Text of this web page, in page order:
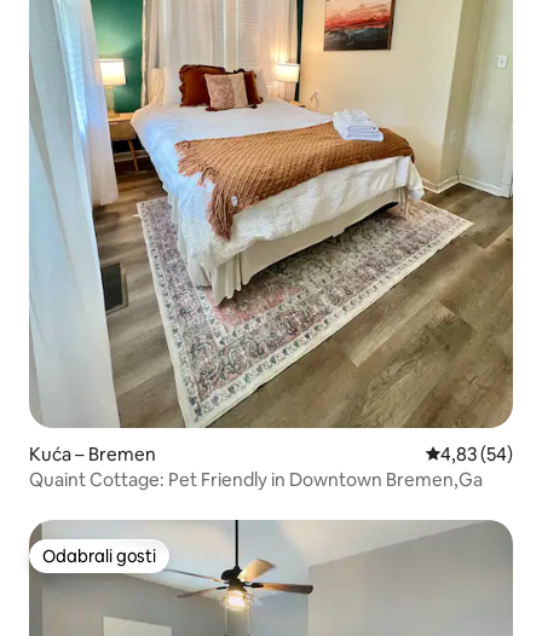
Kuća – Bremen Prosječna
4,83 (54)
Quaint Cottage: Pet Friendly in Downtown Bremen,Ga
Odabrali gosti
Odabrali gosti